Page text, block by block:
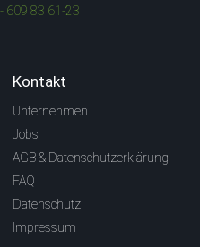
609 83 61-23
Kontakt
Unternehmen
Jobs
AGB & Datenschutzerklärung
FAQ
Datenschutz
Impressum